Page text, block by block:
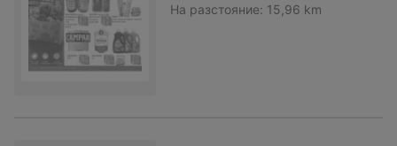
На разстояние: 15,96 km